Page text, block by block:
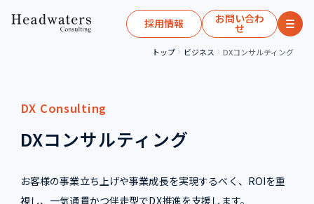
採用情報 お問い合わ
せ
トップ ビジネス DXコンサルティング
DX Consulting
DXコンサルティング
お客様の事業立ち上げや事業成長を実現するべく、ROIを重
視し、一気通貫かつ伴走型でDX推進を支援します。